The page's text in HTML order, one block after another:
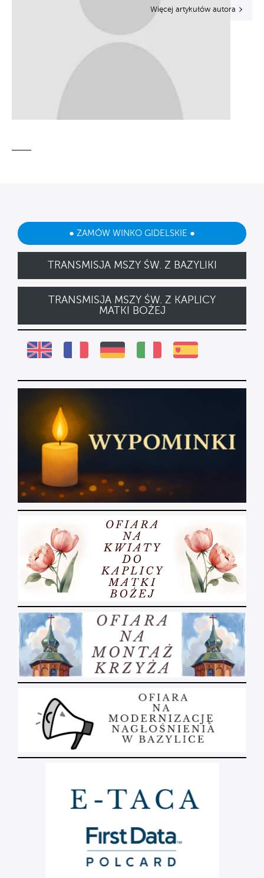
Więcej artykułów autora
● ZAMÓW WINKO GIDELSKIE ●
TRANSMISJA MSZY ŚW. Z BAZYLIKI
TRANSMISJA MSZY ŚW. Z KAPLICY
MATKI BOŻEJ